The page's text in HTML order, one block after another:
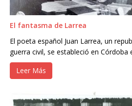
El fantasma de Larrea
El poeta español Juan Larrea, un
guerra civil, se estableció en Córdoba
Leer Más